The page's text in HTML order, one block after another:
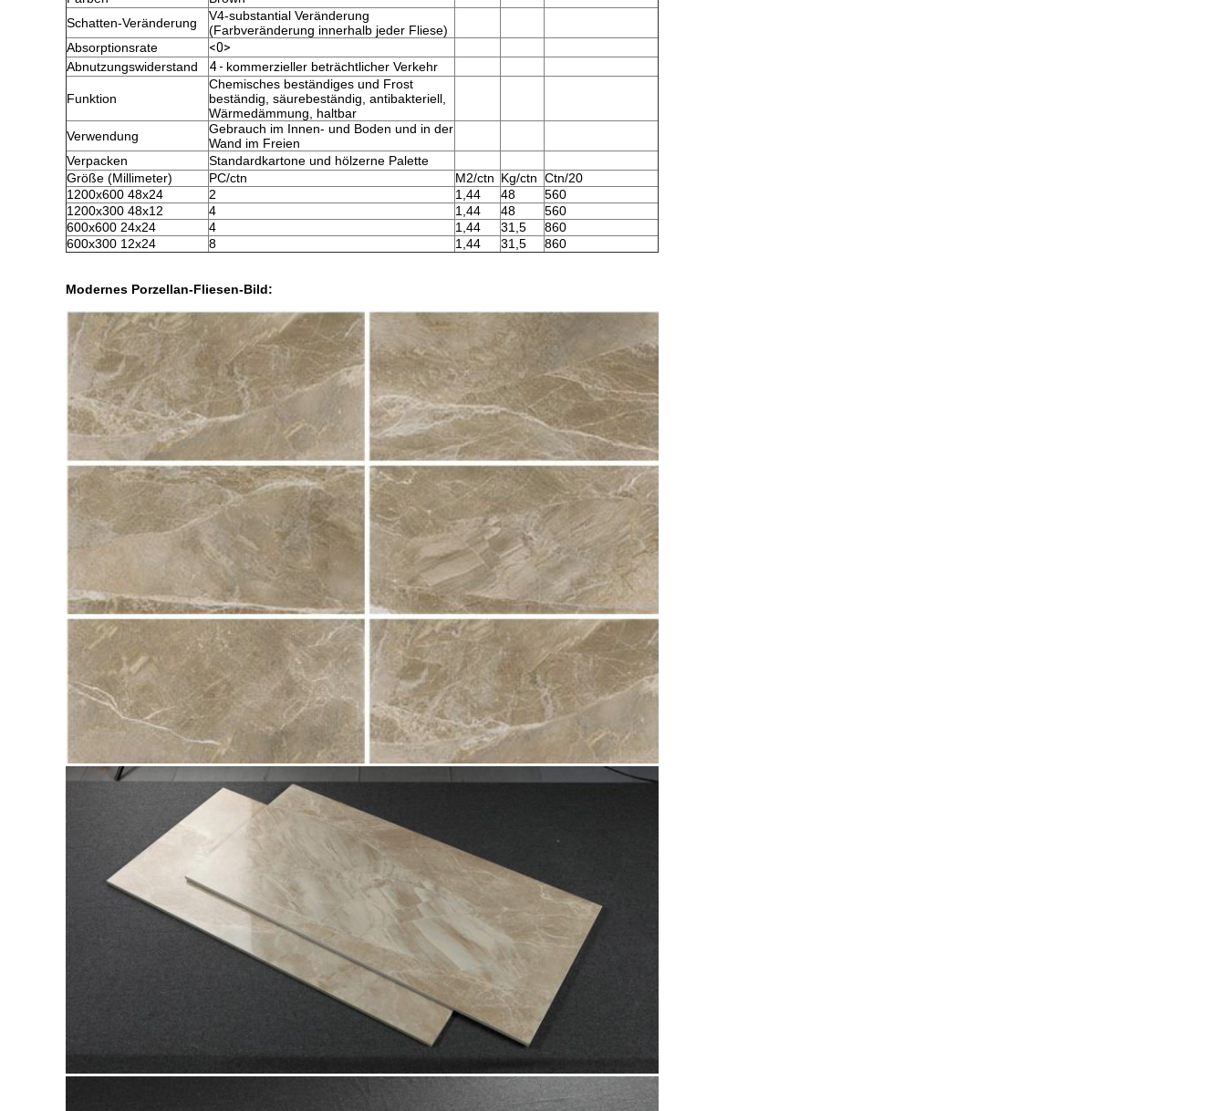
Schatten-Veränderung
V4-substantial Veränderung
(Farbveränderung innerhalb jeder Fliese)
Absorptionsrate
<0>
Abnutzungswiderstand
4 - kommerzieller beträchtlicher Verkehr
Funktion
Chemisches beständiges und Frost
beständig, säurebeständig, antibakteriell,
Wärmedämmung, haltbar
Verwendung
Gebrauch im Innen- und Boden und in der
Wand im Freien
Verpacken
Standardkartone und hölzerne Palette
Größe (Millimeter)
PC/ctn M2/ctn Kg/ctn Ctn/20
1200x600 48x24
2 1,44 48
560
1200x300 48x12
4 1,44 48
560
600x600 24x24
4 1,44 31,5
860
600x300 12x24
8 1,44 31,5 860
Modernes Porzellan-Fliesen-Bild: